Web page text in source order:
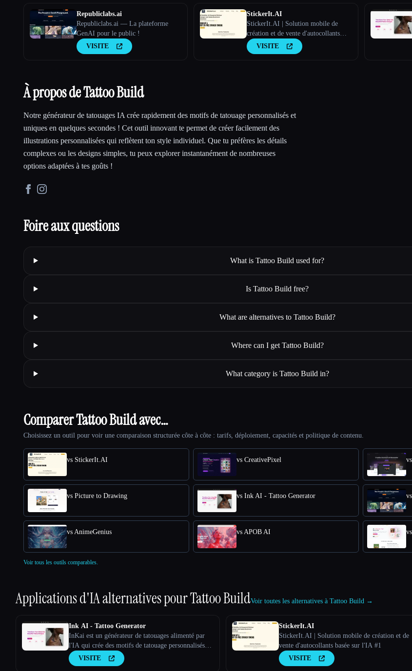
Republiclabs.ai
Republiclabs.ai — La plateforme
GenAI pour le public !
VISITE
StickerIt.AI
StickerIt.AI | Solution mobile de
création et de vente d'autocollants
basée sur l'IA #1
VISITE
À propos de Tattoo Build
Notre générateur de tatouages IA crée rapidement des motifs de tatouage personnalisés et
uniques en quelques secondes ! Cet outil innovant te permet de créer facilement des
illustrations personnalisées qui reflètent ton style individuel. Que tu préfères les détails
complexes ou les designs simples, tu peux explorer instantanément de nombreuses
options adaptées à tes goûts !
Foire aux questions
What is Tattoo Build used for?
Is Tattoo Build free?
What are alternatives to Tattoo Build?
Where can I get Tattoo Build?
What category is Tattoo Build in?
Comparer Tattoo Build avec…
Choisissez un outil pour voir une comparaison structurée côte à côte : tarifs, déploiement, capacités et politique de contenu.
vs StickerIt.AI vs CreativePixel
vs Picture to Drawing vs Ink AI - Tattoo Generator
vs AnimeGenius vs APOB AI
Voir tous les outils comparables.
Applications d'IA alternatives pourTattoo BuildVoir toutes les alternatives à Tattoo Build →
Ink AI - Tattoo Generator
InKai est un générateur de tatouages alimenté par
l'IA qui crée des motifs de tatouage personnalisés en
fonction des saisies de l'utilisateur.
VISITE
StickerIt.AI
StickerIt.AI | Solution mobile de création et de
vente d'autocollants basée sur l'IA #1
VISITE